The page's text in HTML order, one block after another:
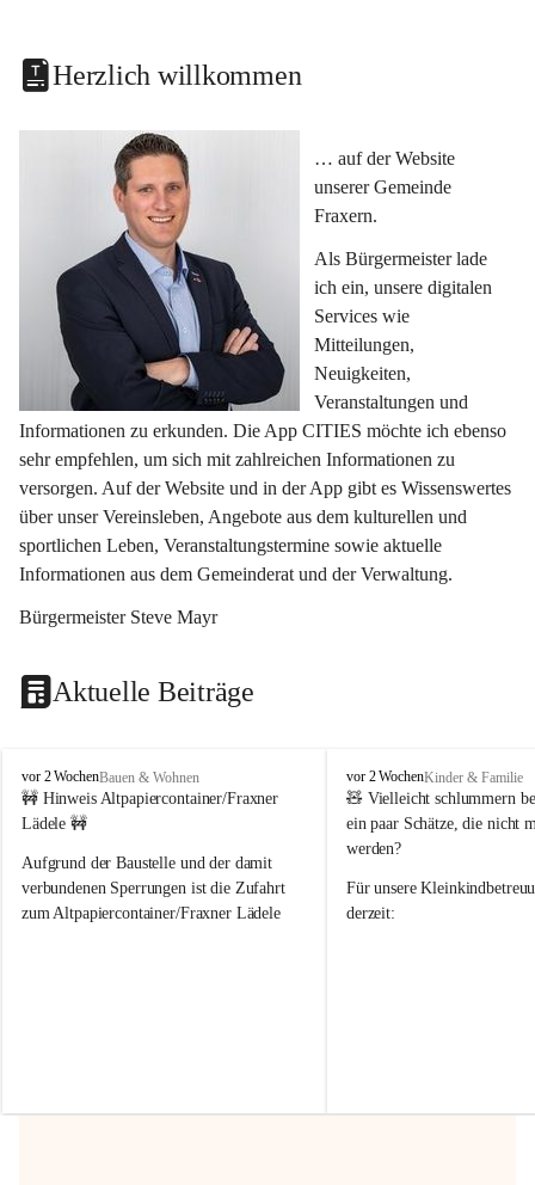
Herzlich willkommen
… auf der Website
unserer Gemeinde
Fraxern.
Als Bürgermeister lade
ich ein, unsere digitalen
Services wie
Mitteilungen,
Neuigkeiten,
Veranstaltungen und
Informationen zu erkunden. Die App CITIES möchte ich ebenso
sehr empfehlen, um sich mit zahlreichen Informationen zu
versorgen. Auf der Website und in der App gibt es Wissenswertes
über unser Vereinsleben, Angebote aus dem kulturellen und
sportlichen Leben, Veranstaltungstermine sowie aktuelle
Informationen aus dem Gemeinderat und der Verwaltung.
Bürgermeister Steve Mayr
Aktuelle Beiträge
F
r
a
e
r
n
vor 2 WochenBauen & Wohnen
🚧 Hinweis Altpapiercontainer/Fraxner
Lädele 🚧
Aufgrund der Baustelle und der damit
verbundenen Sperrungen ist die Zufahrt
zum Altpapiercontainer/Fraxner Lädele
Hilfsbereitschaft!
F
r
a
x
r
n
vor 2 WochenKinder & Familie
🧸 Vielleicht schlummern
ein paar Schätze, die nicht
werden?
Für unsere
derzeit: